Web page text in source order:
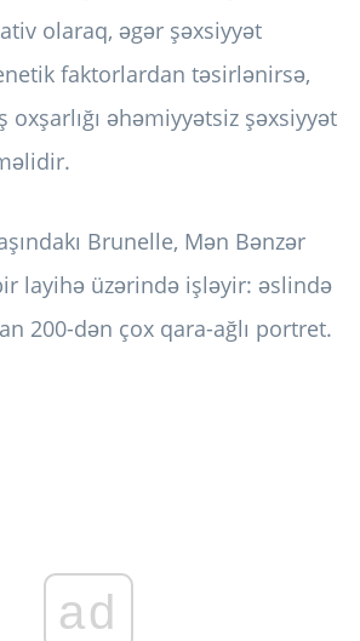
olaraq, əgər şəxsiyyət
faktorlardan təsirlənirsə,
oxşarlığı əhəmiyyətsiz şəxsiyyət
Brunelle, Mən Bənzər
layihə üzərində işləyir: əslində
200-dən çox qara-ağlı portret.
ad